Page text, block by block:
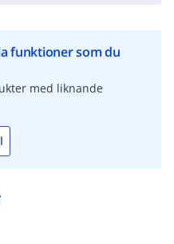
funktioner som du
med liknande